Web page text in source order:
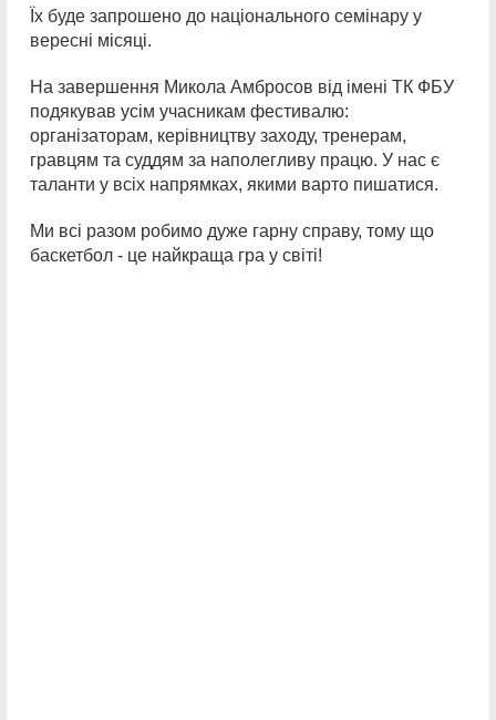
Їх буде запрошено до національного семінару у
вересні місяці.
На завершення Микола Амбросов від імені ТК ФБУ
подякував усім учасникам фестивалю:
організаторам, керівництву заходу, тренерам,
гравцям та суддям за наполегливу працю. У нас є
таланти у всіх напрямках, якими варто пишатися.
Ми всі разом робимо дуже гарну справу, тому що
баскетбол - це найкраща гра у світі!